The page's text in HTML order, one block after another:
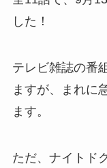
した！
テレビ雑誌の番
ますが、まれに
ます。
ただ、ナイトド